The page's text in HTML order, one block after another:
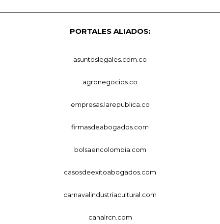
PORTALES ALIADOS:
asuntoslegales.com.co
agronegocios.co
empresas.larepublica.co
firmasdeabogados.com
bolsaencolombia.com
casosdeexitoabogados.com
carnavalindustriacultural.com
canalrcn.com